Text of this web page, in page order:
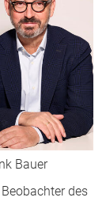
Bauer
des